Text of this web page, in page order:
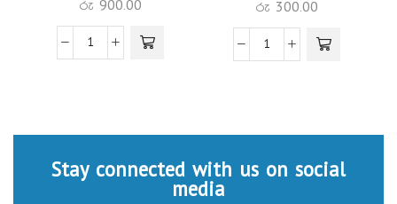
රු 900.00 රු 300.00
Stay connected with us on social
media